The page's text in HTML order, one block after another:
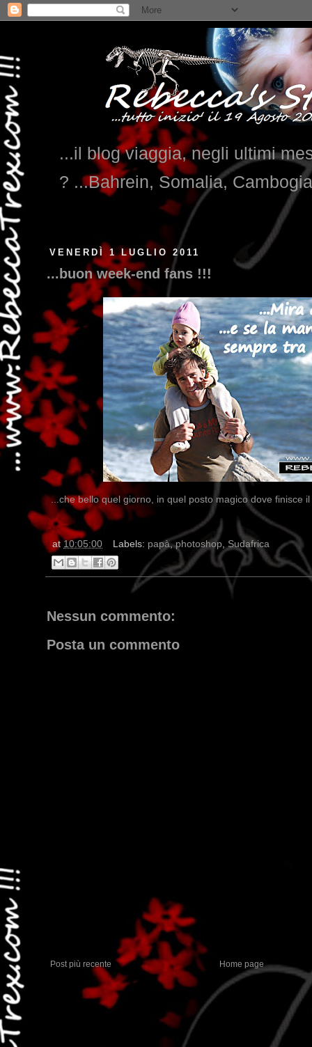
...il blog viaggia, negli ultimi
? ...Bahrein, Somalia,
VENERDÌ 1 LUGLIO 2011
...buon week-end fans !!!
...che bello quel giorno, in quel posto magico dove finisce
at 10:05:00 Labels: papà,photoshop, Sudafrica
Nessun commento:
Posta un commento
Post più recente Home page